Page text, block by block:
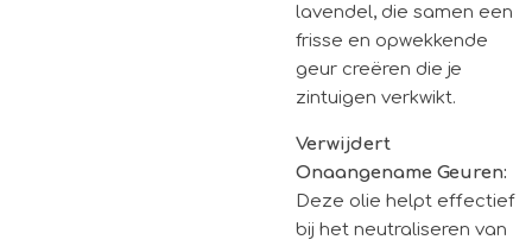
lavendel, die samen een
frisse en opwekkende
geur creëren die je
zintuigen verkwikt.
Verwijdert
Onaangename Geuren:
Deze olie helpt effectief
bij het neutraliseren van